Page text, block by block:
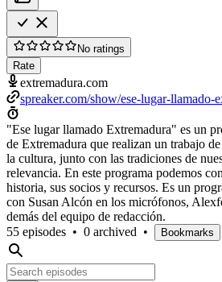
No ratings
Rate
extremadura.com
spreaker.com/show/ese-lugar-llamado-
"Ese lugar llamado Extremadura" es un
de Extremadura que realizan un trabajo
la cultura, junto con las tradiciones de
relevancia. En este programa podemos
historia, sus socios y recursos. Es un
con Susan Alcón en los micrófonos,
demás del equipo de redacción.
55 episodes • 0 archived • Bookmarks